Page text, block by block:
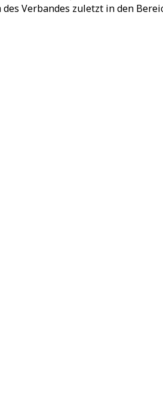
Verbandes zuletzt in den